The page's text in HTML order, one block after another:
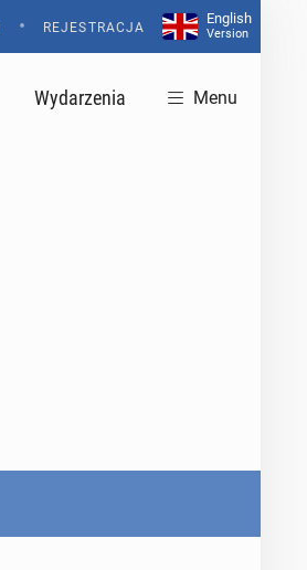
• REJESTRACJA
English
Version
Wydarzenia Menu